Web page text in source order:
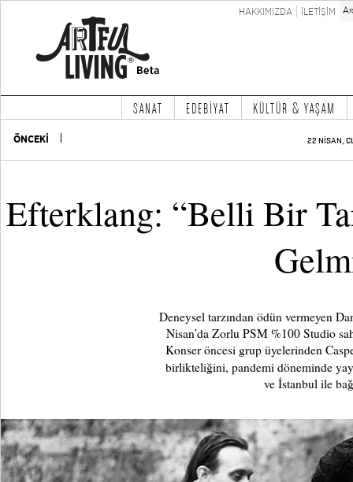
HAKKIMIZDA İLETİŞİM
SANAT EDEBİYAT KÜLTÜR & YAŞAM
ÖNCEKİ 22 NİSAN,
Efterklang: “Belli Bir
Deneysel tarzından ödün vermeyen
Nisan’da Zorlu PSM %100 Studio
Konser öncesi grup üyelerinden
birlikteliğini, pandemi döneminde
ve İstanbul ile